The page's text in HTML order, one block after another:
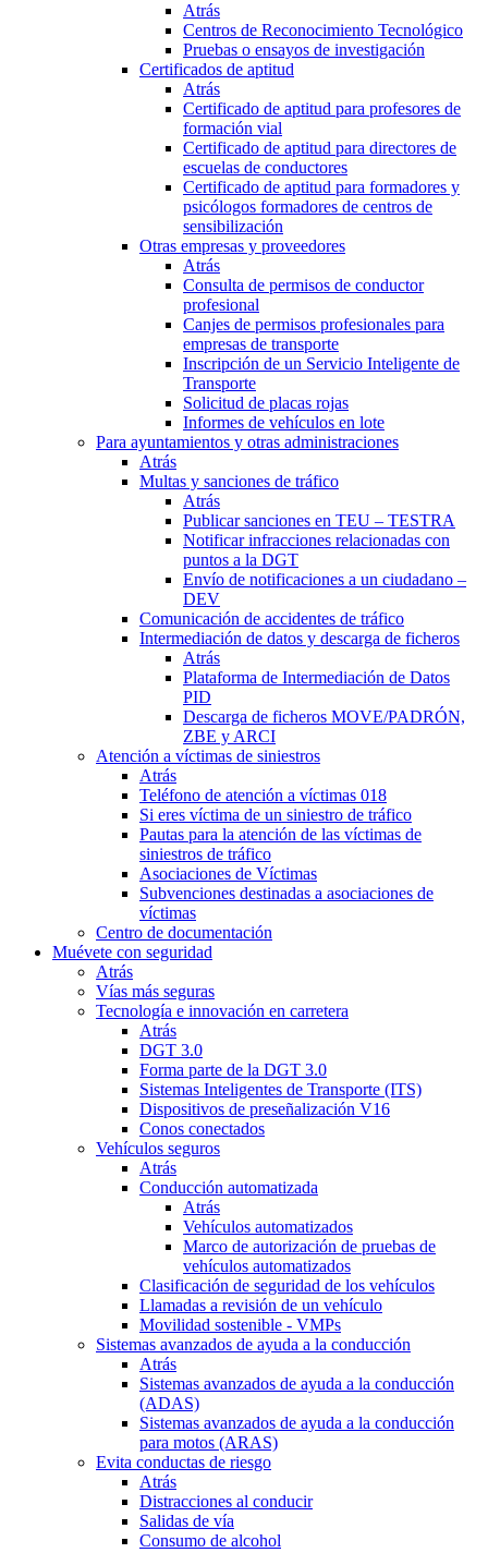
Atrás
Centros de Reconocimiento Tecnológico
Pruebas o ensayos de investigación
Certificados de aptitud
Atrás
Certificado de aptitud para profesores de
formación vial
Certificado de aptitud para directores de
escuelas de conductores
Certificado de aptitud para formadores y
psicólogos formadores de centros de
sensibilización
Otras empresas y proveedores
Atrás
Consulta de permisos de conductor
profesional
Canjes de permisos profesionales para
empresas de transporte
Inscripción de un Servicio Inteligente de
Transporte
Solicitud de placas rojas
Informes de vehículos en lote
Para ayuntamientos y otras administraciones
Atrás
Multas y sanciones de tráfico
Atrás
Publicar sanciones en TEU – TESTRA
Notificar infracciones relacionadas con
puntos a la DGT
Envío de notificaciones a un ciudadano –
DEV
Comunicación de accidentes de tráfico
Intermediación de datos y descarga de ficheros
Atrás
Plataforma de Intermediación de Datos
PID
Descarga de ficheros MOVE/PADRÓN,
ZBE y ARCI
Atención a víctimas de siniestros
Atrás
Teléfono de atención a víctimas 018
Si eres víctima de un siniestro de tráfico
Pautas para la atención de las víctimas de
siniestros de tráfico
Asociaciones de Víctimas
Subvenciones destinadas a asociaciones de
víctimas
Centro de documentación
Muévete con seguridad
Atrás
Vías más seguras
Tecnología e innovación en carretera
Atrás
DGT 3.0
Forma parte de la DGT 3.0
Sistemas Inteligentes de Transporte (ITS)
Dispositivos de preseñalización V16
Conos conectados
Vehículos seguros
Atrás
Conducción automatizada
Atrás
Vehículos automatizados
Marco de autorización de pruebas de
vehículos automatizados
Clasificación de seguridad de los vehículos
Llamadas a revisión de un vehículo
Movilidad sostenible - VMPs
Sistemas avanzados de ayuda a la conducción
Atrás
Sistemas avanzados de ayuda a la conducción
(ADAS)
Sistemas avanzados de ayuda a la conducción
para motos (ARAS)
Evita conductas de riesgo
Atrás
Distracciones al conducir
Salidas de vía
Consumo de alcohol